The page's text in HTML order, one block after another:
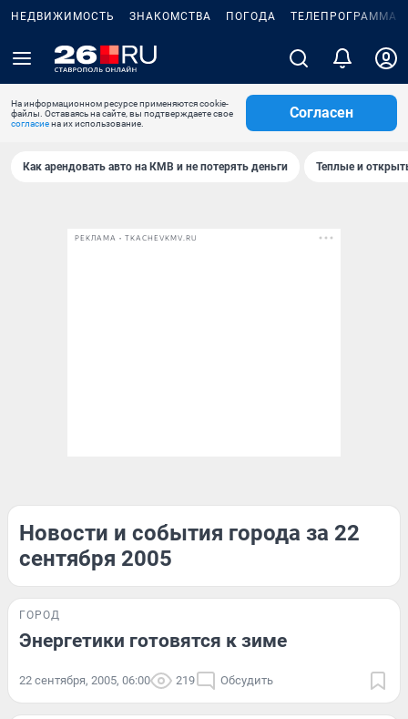
НЕДВИЖИМОСТЬ ЗНАКОМСТВА ПОГОДА ТЕЛЕПРОГРАММА
На информационном ресурсе применяются cookie-
файлы. Оставаясь на сайте, вы подтверждаете свое
согласиена их использование.
Согласен
Как арендовать авто на КМВ и не потерять деньги Теплые и
РЕКЛАМА • TKACHEVKMV.RU
Новости и события города за 22
сентября 2005
ГОРОД
Энергетики готовятся к зиме
22 сентября, 2005, 06:00 219 Обсудить